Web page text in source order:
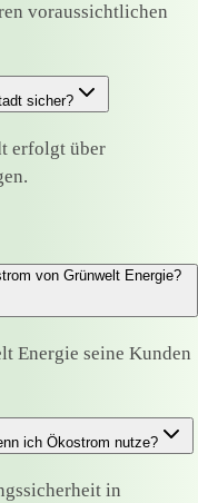
voraussichtlichen
sicher?
erfolgt über
von Grünwelt Energie?
Energie seine Kunden
ich Ökostrom nutze?
in